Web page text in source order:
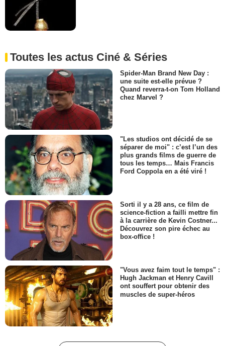
Toutes les actus Ciné & Séries
Spider-Man Brand New Day :
une suite est-elle prévue ?
Quand reverra-t-on Tom Holland
chez Marvel ?
"Les studios ont décidé de se
séparer de moi" : c’est l’un des
plus grands films de guerre de
tous les temps… Mais Francis
Ford Coppola en a été viré !
Sorti il y a 28 ans, ce film de
science-fiction a failli mettre fin
à la carrière de Kevin Costner...
Découvrez son pire échec au
box-office !
"Vous avez faim tout le temps" :
Hugh Jackman et Henry Cavill
ont souffert pour obtenir des
muscles de super-héros